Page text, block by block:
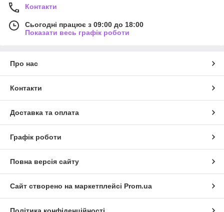
Контакти
Сьогодні працює з 09:00 до 18:00
Показати весь графік роботи
Про нас
Контакти
Доставка та оплата
Графік роботи
Повна версія сайту
Сайт створено на маркетплейсі Prom.ua